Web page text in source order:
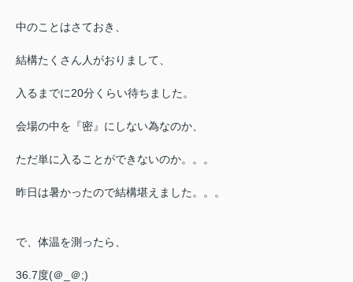
中のことはさておき、
結構たくさん人がおりまして、
入るまでに20分くらい待ちました。
会場の中を『密』にしない為なのか、
ただ単に入ることができないのか。。。
昨日は暑かったので結構堪えました。。。
で、体温を測ったら、
36.7度(＠_＠;)